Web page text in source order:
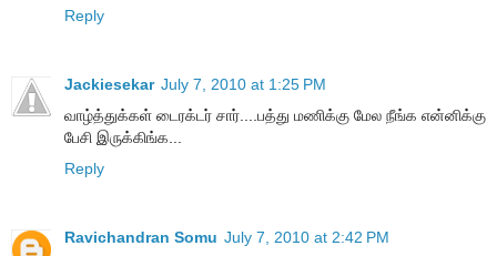
Reply
Jackiesekar July 7, 2010 at 1:25 PM
வாழ்த்துக்கள் டைரக்டர் சார்....பத்து மணிக்கு மேல நீங்க என்னிக்கு
பேசி இருக்கிங்க...
Reply
Ravichandran Somu July 7, 2010 at 2:42 PM